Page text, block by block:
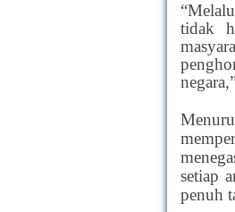
tidak
setiap
penuh